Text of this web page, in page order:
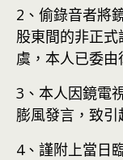
2、偷錄音者將
股東間的非正
虞，本人已委由
3、本人因鏡電
膨風發言，致引
4、謹附上當日